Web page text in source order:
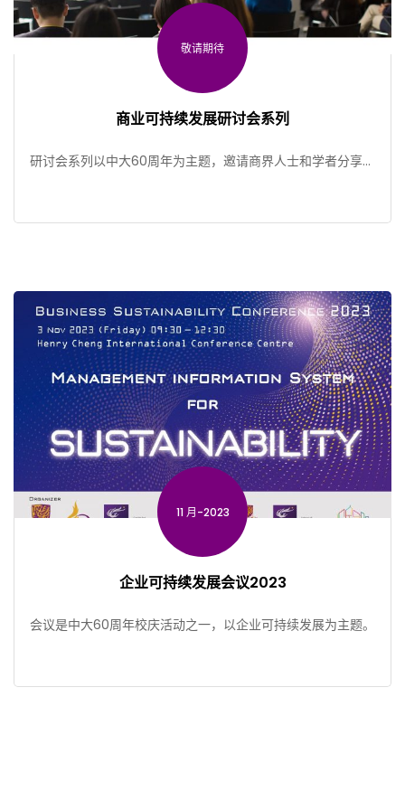
敬请期待
商业可持续发展研讨会系列
研讨会系列以中大60周年为主题，邀请商界人士和学者分享可
11 月-2023
企业可持续发展会议2023
会议是中大60周年校庆活动之一，以企业可持续发展为主题。